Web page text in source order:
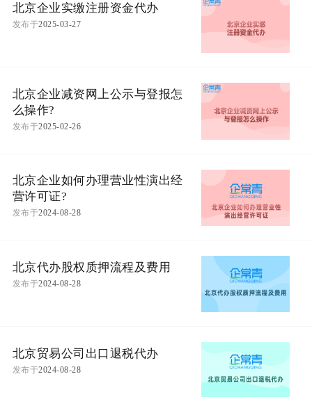
北京企业实缴注册资金代办
发布于2025-03-27
北京企业减资网上公示与登报怎
么操作?
发布于2025-02-26
北京企业如何办理营业性演出经
营许可证?
发布于2024-08-28
北京代办股权质押流程及费用
发布于2024-08-28
北京贸易公司出口退税代办
发布于2024-08-28